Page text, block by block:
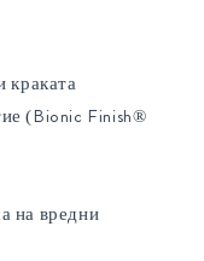
краката
(Bionic Finish®
на вредни